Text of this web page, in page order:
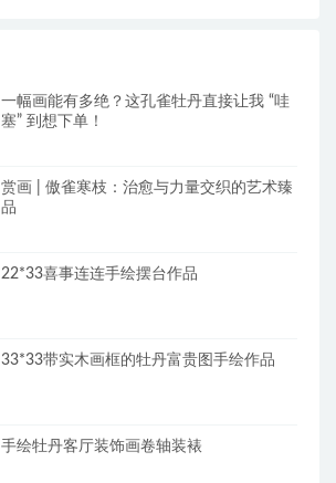
一幅画能有多绝？这孔雀牡丹直接让我 “哇
塞” 到想下单！
赏画 | 傲雀寒枝：治愈与力量交织的艺术臻
品
22*33喜事连连手绘摆台作品
33*33带实木画框的牡丹富贵图手绘作品
手绘牡丹客厅装饰画卷轴装裱